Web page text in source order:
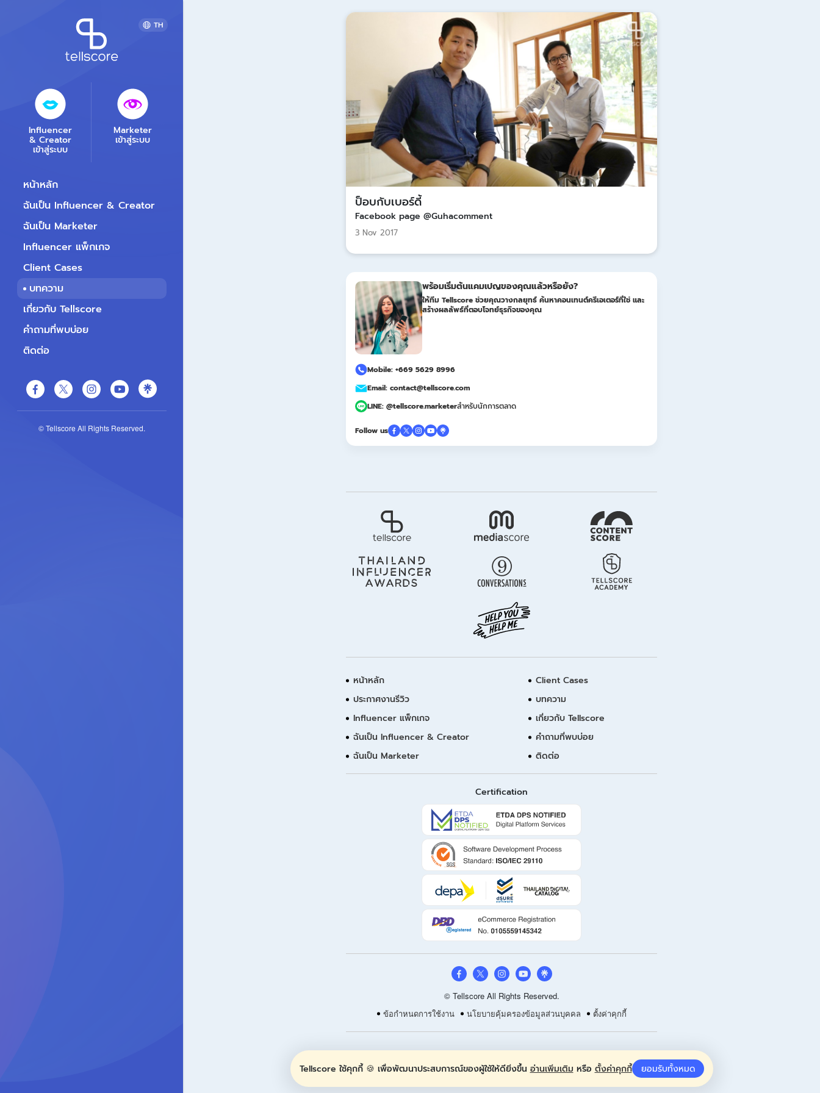
TH
Influencer
& Creator
เข้าสู่ระบบ
Marketer
เข้าสู่ระบบ
หน้าหลัก
ฉันเป็น Influencer & Creator
ฉันเป็น Marketer
Influencer แพ็กเกจ
Client Cases
บทความ
เกี่ยวกับ Tellscore
คำถามที่พบบ่อย
ติดต่อ
© Tellscore All Rights Reserved.
ป็อบกับเบอร์ดี้
Facebook page @Guhacomment
3 Nov 2017
พร้อมเริ่มต้นแคมเปญของคุณแล้วหรือยัง?
ให้ทีม Tellscore ช่วยคุณวางกลยุทธ์ ค้นหาคอนเทนต์ครีเอเตอร์ที่ใช่ และ
สร้างผลลัพธ์ที่ตอบโจทย์ธุรกิจของคุณ
Mobile: +669 5629 8996
Email: contact@tellscore.com
LINE: @tellscore.marketerสำหรับนักการตลาด
Follow us
หน้าหลัก
ประกาศงานรีวิว
Influencer แพ็กเกจ
ฉันเป็น Influencer & Creator
ฉันเป็น Marketer
Client Cases
บทความ
เกี่ยวกับ Tellscore
คำถามที่พบบ่อย
ติดต่อ
Certification
© Tellscore All Rights Reserved.
ข้อกำหนดการใช้งาน
นโยบายคุ้มครองข้อมูลส่วนบุคคล ตั้งค่าคุกกี้
Tellscore ใช้คุกกี้ 🍪 เพื่อพัฒนาประสบการณ์ของผู้ใช้ให้ดียิ่งขึ้น อ่านเพิ่มเติม หรือ ตั้งค่าคุกกี้ ยอมรับทั้งหมด